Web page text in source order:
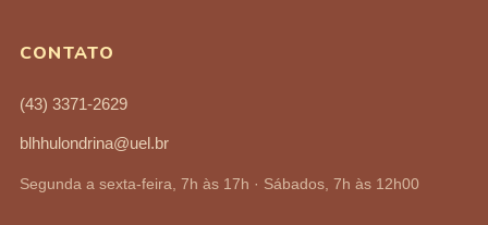
CONTATO
(43) 3371-2629
blhhulondrina@uel.br
Segunda a sexta-feira, 7h às 17h · Sábados, 7h às 12h00